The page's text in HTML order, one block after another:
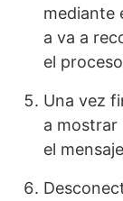
mediante
a va a
el
Una vez
a mostrar
el